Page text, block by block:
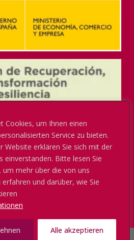
Cookies, um Ihnen einen
Service zu bieten.
Website erklären Sie sich mit der
einverstanden. Bitte lesen Sie
mehr über die von uns
und darüber, wie Sie
Alle akzeptieren